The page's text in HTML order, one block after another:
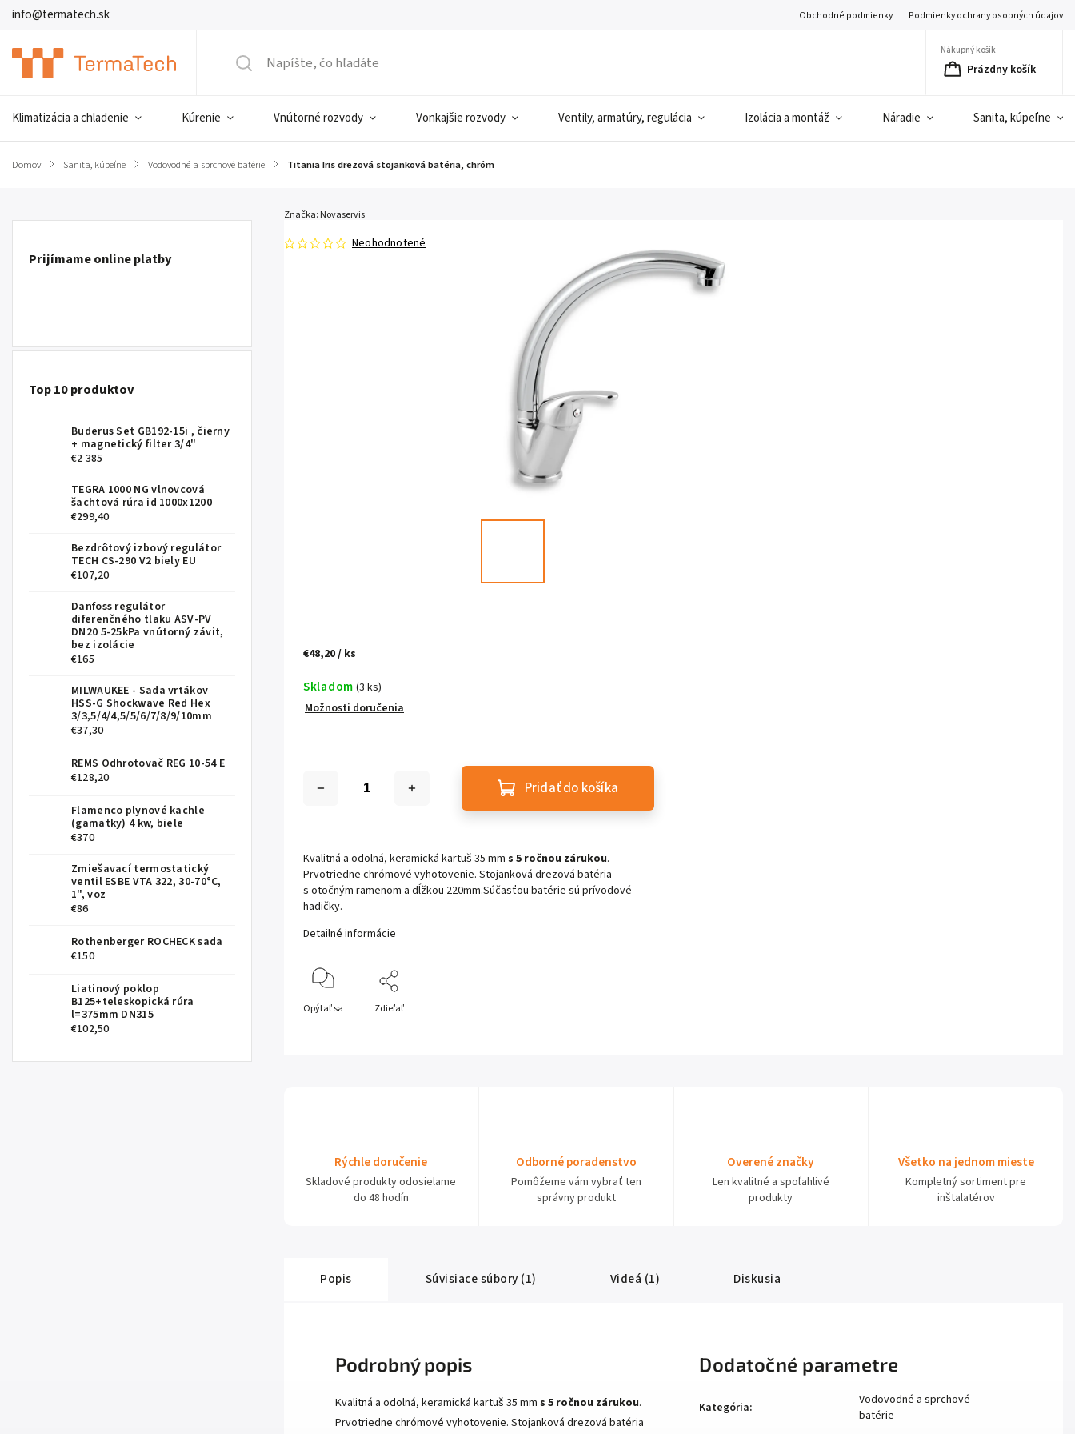
info@termatech.sk Obchodné podmienky Podmienky ochrany osobných údajov
Nákupný košík
Prázdny košík
Klimatizácia a chladenie Kúrenie Vnútorné rozvody Vonkajšie rozvody Ventily, armatúry, regulácia Izolácia a montáž Náradie Sanita, kúpeľne
Domov / Sanita, kúpeľne / Vodovodné a sprchové batérie / Titania Iris drezová stojanková batéria, chróm
Prijímame online platby
Top 10 produktov
Buderus Set GB192-15i , čierny
+ magnetický filter 3/4"
€2 385
TEGRA 1000 NG vlnovcová
šachtová rúra id 1000x1200
€299,40
Bezdrôtový izbový regulátor
TECH CS-290 V2 biely EU
€107,20
Danfoss regulátor
diferenčného tlaku ASV-PV
DN20 5-25kPa vnútorný závit,
bez izolácie
€165
MILWAUKEE - Sada vrtákov
HSS-G Shockwave Red Hex
3/3,5/4/4,5/5/6/7/8/9/10mm
€37,30
REMS Odhrotovač REG 10-54 E
€128,20
Flamenco plynové kachle
(gamatky) 4 kw, biele
€370
Zmiešavací termostatický
ventil ESBE VTA 322, 30-70°C,
1", voz
€86
Rothenberger ROCHECK sada
€150
Liatinový poklop
B125+teleskopická rúra
l=375mm DN315
€102,50
Neohodnotené
Značka: Novaservis
€48,20/ ks
Skladom (3 ks)
Možnosti doručenia
Pridať do košíka
Kvalitná a odolná, keramická kartuš 35 mm s 5 ročnou zárukou.
Prvotriedne chrómové vyhotovenie. Stojanková drezová batéria
s otočným ramenom a dĺžkou 220mm.Súčasťou batérie sú prívodové
hadičky.
Detailné informácie
Opýtať sa Zdieľať
Rýchle doručenie
Skladové produkty odosielame
do 48 hodín
Odborné poradenstvo
Pomôžeme vám vybrať ten
správny produkt
Overené značky
Len kvalitné a spoľahlivé
produkty
Všetko na jednom mieste
Kompletný sortiment pre
inštalatérov
Popis Súvisiace súbory (1) Videá (1) Diskusia
Podrobný popis
Kvalitná a odolná, keramická kartuš 35 mm s 5 ročnou zárukou.
Prvotriedne chrómové vyhotovenie. Stojanková drezová batéria
Dodatočné parametre
Kategória:
Vodovodné a sprchové
batérie